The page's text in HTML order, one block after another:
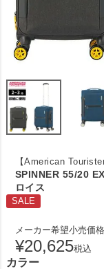
【American
SPINNER 55/20
ロイス
SALE
メーカー希望小売価格
¥20,625税込
カラー